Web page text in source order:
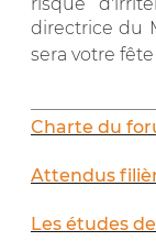
risque
directrice du
sera votre
Charte du
Attendus
Les études